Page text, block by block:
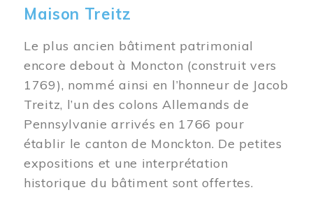
Maison Treitz
Le plus ancien bâtiment patrimonial
encore debout à Moncton (construit vers
1769), nommé ainsi en l’honneur de Jacob
Treitz, l’un des colons Allemands de
Pennsylvanie arrivés en 1766 pour
établir le canton de Monckton. De petites
expositions et une interprétation
historique du bâtiment sont offertes.